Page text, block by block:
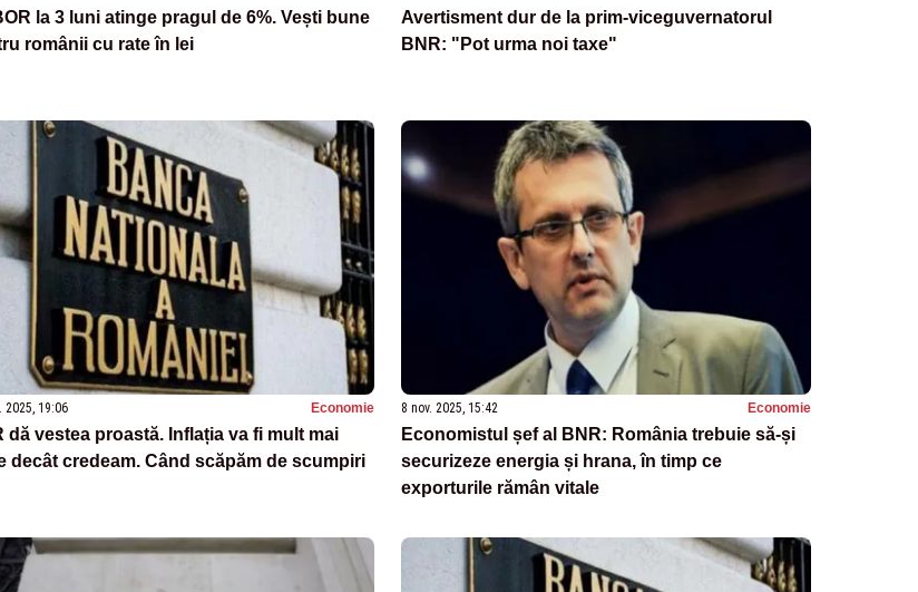
la 3 luni atinge pragul de 6%. Vești bune
românii cu rate în lei
Avertisment dur de la prim-viceguvernatorul
BNR: "Pot urma noi taxe"
2025, 19:06 Economie
dă vestea proastă. Inflația va fi mult mai
decât credeam. Când scăpăm de scumpiri
8 nov. 2025, 15:42 Economie
Economistul șef al BNR: România trebuie să-și
securizeze energia și hrana, în timp ce
exporturile rămân vitale